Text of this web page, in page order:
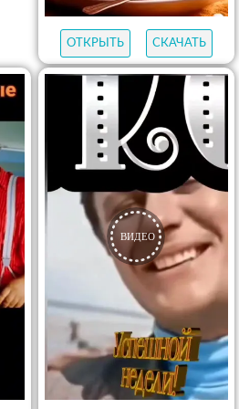
ОТКРЫТЬ СКАЧАТЬ